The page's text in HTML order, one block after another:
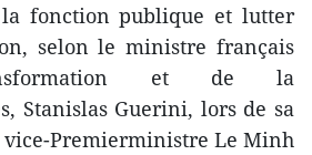
fonction publique et lutter
selon le ministre français
et de la
Stanislas Guerini, lors de sa
Premierministre Le Minh